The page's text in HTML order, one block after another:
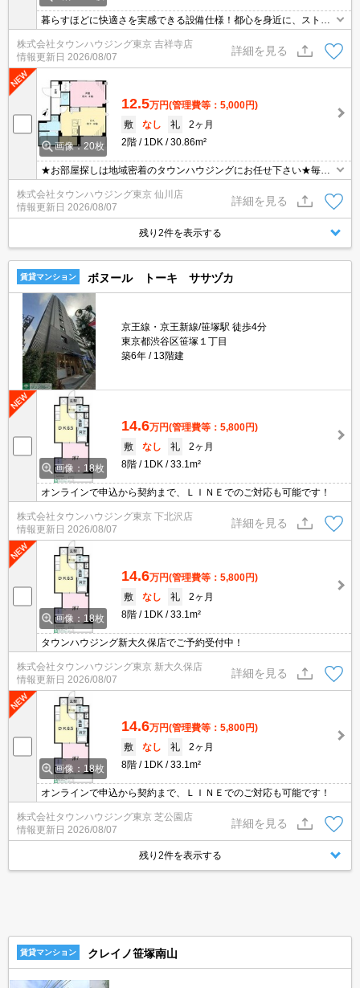
暮らすほどに快適さを実感できる設備仕様！都心を身近に、ストレ
スフリーな暮らしを楽しむ！住むほどに愛着が深まる暮らしやすい
街！！
株式会社タウンハウジング東京 吉祥寺店
情報更新日 2026/08/07
詳細を見る
画像：20枚
12.5万円(管理費等：5,000円)
敷
なし 礼
2ヶ月
2階
1DK 30.86m²
★お部屋探しは地域密着のタウンハウジングにお任せ下さい★毎日
新着情報更新中★
株式会社タウンハウジング東京 仙川店
情報更新日 2026/08/07
詳細を見る
残り2件を表示する
賃貸マンション ボヌール トーキ ササヅカ
京王線・京王新線/笹塚駅 徒歩4分
東京都渋谷区笹塚１丁目
築6年
13階建
画像：18枚
14.6万円(管理費等：5,800円)
敷
なし 礼
2ヶ月
8階
1DK 33.1m²
オンラインで申込から契約まで、ＬＩＮＥでのご対応も可能です！
株式会社タウンハウジング東京 下北沢店
情報更新日 2026/08/07
詳細を見る
画像：18枚
14.6万円(管理費等：5,800円)
敷
なし 礼
2ヶ月
8階
1DK 33.1m²
タウンハウジング新大久保店でご予約受付中！
株式会社タウンハウジング東京 新大久保店
情報更新日 2026/08/07
詳細を見る
画像：18枚
14.6万円(管理費等：5,800円)
敷
なし 礼
2ヶ月
8階
1DK 33.1m²
オンラインで申込から契約まで、ＬＩＮＥでのご対応も可能です！
株式会社タウンハウジング東京 芝公園店
情報更新日 2026/08/07
詳細を見る
残り2件を表示する
賃貸マンション クレイノ笹塚南山